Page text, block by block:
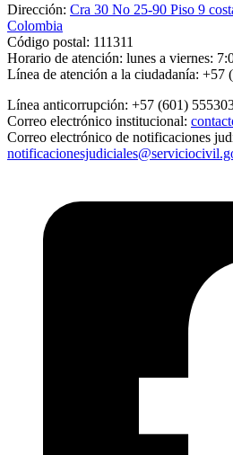
Dirección: Cra 30 No 25-90 Piso 9
Colombia
Código postal: 111311
Horario de atención: lunes a viernes:
Línea de atención a la ciudadanía: +57
Línea anticorrupción: +57 (601)
Correo electrónico institucional:
Correo electrónico de notificaciones